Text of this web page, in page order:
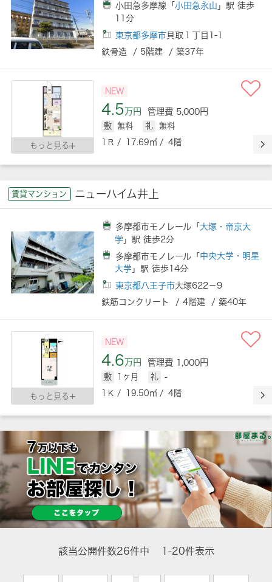
小田急多摩線「 小田急永山 」駅 徒歩
11分
東京都多摩市 貝取１丁目1-1
鉄骨造 / 5階建 / 築37年
もっと見る
NEW
4.5万円 管理費 5,000円
敷 無料 礼
無料
1Ｒ / 17.69㎡ / 4階
賃貸マンション ニューハイム井上
多摩都市モノレール「 大塚・帝京大
学」駅 徒歩2分
多摩都市モノレール「 中央大学・明星
大学」駅 徒歩14分
東京都八王子市大塚622－9
鉄筋コンクリート / 4階建 / 築40年
もっと見る
NEW
4.6万円 管理費 1,000円
敷 1ヶ月 礼
-
1Ｋ / 19.50㎡ / 4階
該当公開件数26件中 1-20件表示